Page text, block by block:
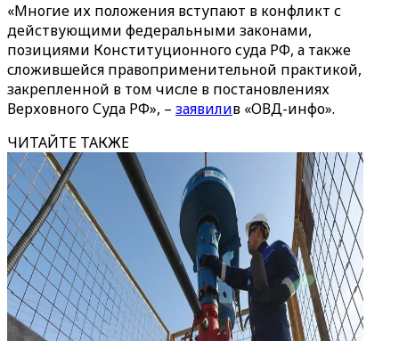
«Многие их положения вступают в конфликт с
действующими федеральными законами,
позициями Конституционного суда РФ, а также
сложившейся правоприменительной практикой,
закрепленной в том числе в постановлениях
Верховного Суда РФ», – заявилив «ОВД-инфо».
ЧИТАЙТЕ ТАКЖЕ